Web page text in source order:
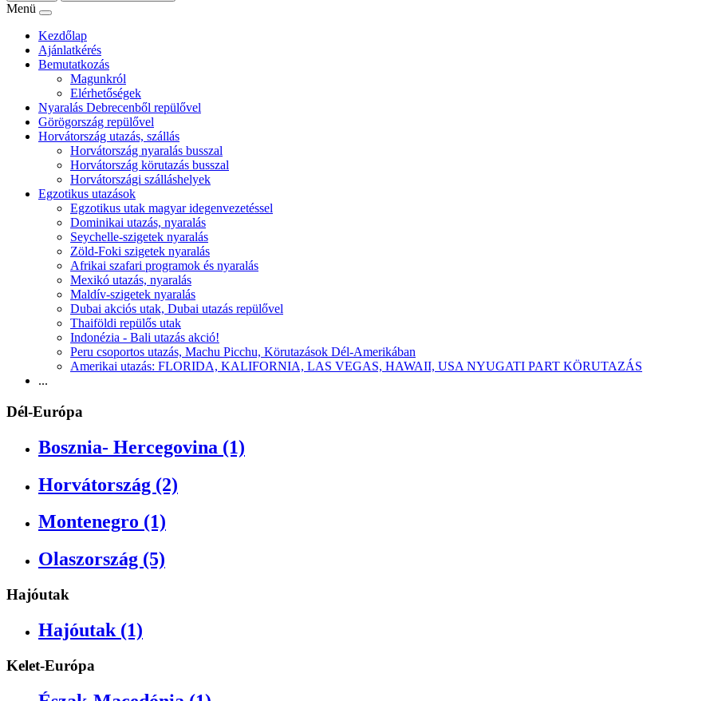
Menü
Kezdőlap
Ajánlatkérés
Bemutatkozás
Magunkról
Elérhetőségek
Nyaralás Debrecenből repülővel
Görögország repülővel
Horvátország utazás, szállás
Horvátország nyaralás busszal
Horvátország körutazás busszal
Horvátországi szálláshelyek
Egzotikus utazások
Egzotikus utak magyar idegenvezetéssel
Dominikai utazás, nyaralás
Seychelle-szigetek nyaralás
Zöld-Foki szigetek nyaralás
Afrikai szafari programok és nyaralás
Mexikó utazás, nyaralás
Maldív-szigetek nyaralás
Dubai akciós utak, Dubai utazás repülővel
Thaiföldi repülős utak
Indonézia - Bali utazás akció!
Peru csoportos utazás, Machu Picchu, Körutazások Dél-Amerikában
Amerikai utazás: FLORIDA, KALIFORNIA, LAS VEGAS, HAWAII, USA NYUGATI PART KÖRUTAZÁS
...
Dél-Európa
Bosznia- Hercegovina (1)
Horvátország (2)
Montenegro (1)
Olaszország (5)
Hajóutak
Hajóutak (1)
Kelet-Európa